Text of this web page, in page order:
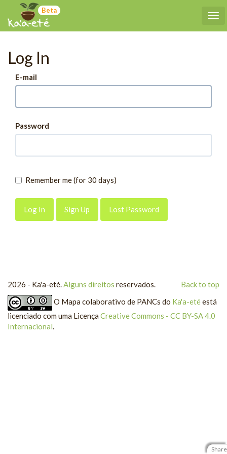
Beta
Log In
E-mail
Password
Remember me (for 30 days)
Sign Up Lost Password
Back to top
2026 - Ka'a-eté. Alguns direitos reservados.
O Mapa colaborativo de PANCs do Ka'a-etéestá
licenciado com uma Licença Creative Commons - CC BY-SA 4.0
Internacional.
Share